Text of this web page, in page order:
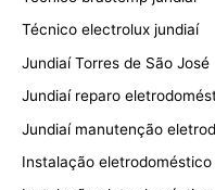
Técnico electrolux jundiaí
Jundiaí Torres de São José
Jundiaí reparo
Jundiaí manutenção
Instalação eletrodoméstico